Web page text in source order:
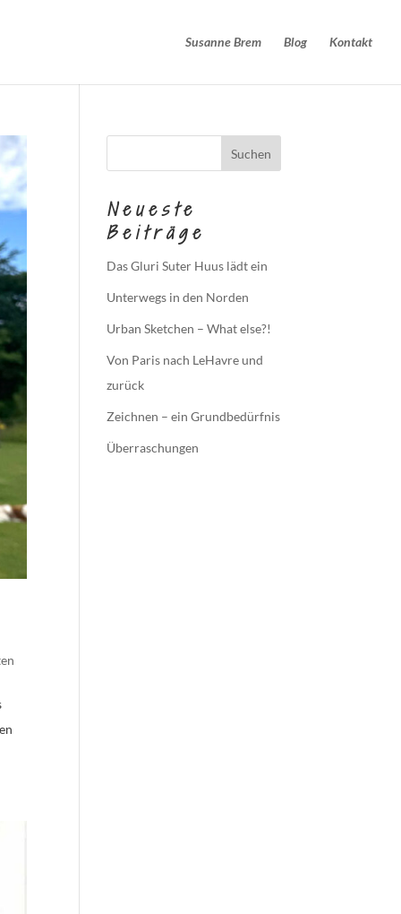
Susanne Brem Blog Kontakt
Neueste
Beiträge
Das Gluri Suter Huus lädt ein
Unterwegs in den Norden
Urban Sketchen – What else?!
Von Paris nach LeHavre und
zurück
Zeichnen – ein Grundbedürfnis
Überraschungen